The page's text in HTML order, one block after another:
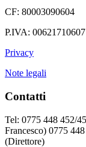
CF: 80003090604
P.IVA: 00621710607
Privacy
Note legali
Contatti
Tel: 0775 448 452/
Francesco) 0775
(Direttore)